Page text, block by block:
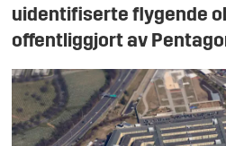
uidentifiserte flygende
offentliggjort av